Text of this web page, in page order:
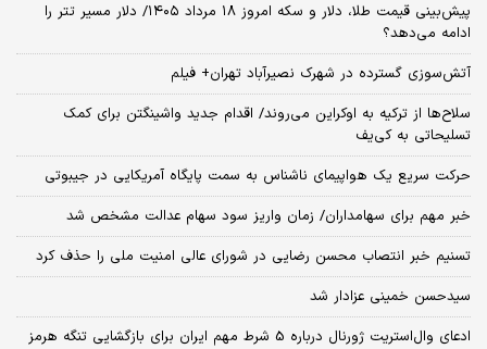
پیش‌بینی قیمت طلا، دلار و سکه امروز ۱۸ مرداد ۱۴۰۵/ دلار مسیر تتر را
ادامه می‌دهد؟
آتش‌سوزی گسترده در شهرک نصیرآباد تهران+ فیلم
سلاح‌ها از ترکیه به اوکراین می‌روند/ اقدام جدید واشینگتن برای کمک
تسلیحاتی به کی‌یف
حرکت سریع یک هواپیمای ناشناس به سمت پایگاه آمریکایی در جیبوتی
خبر مهم برای سهامداران/ زمان واریز سود سهام عدالت مشخص شد
تسنیم خبر انتصاب محسن رضایی در شورای عالی امنیت ملی را حذف کرد
سیدحسن خمینی عزادار شد
ادعای وال‌استریت ژورنال درباره 5 شرط مهم ایران برای بازگشایی تنگه هرمز